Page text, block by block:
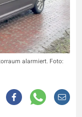
alarmiert. Foto: